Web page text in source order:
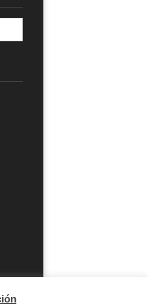
subir ↑